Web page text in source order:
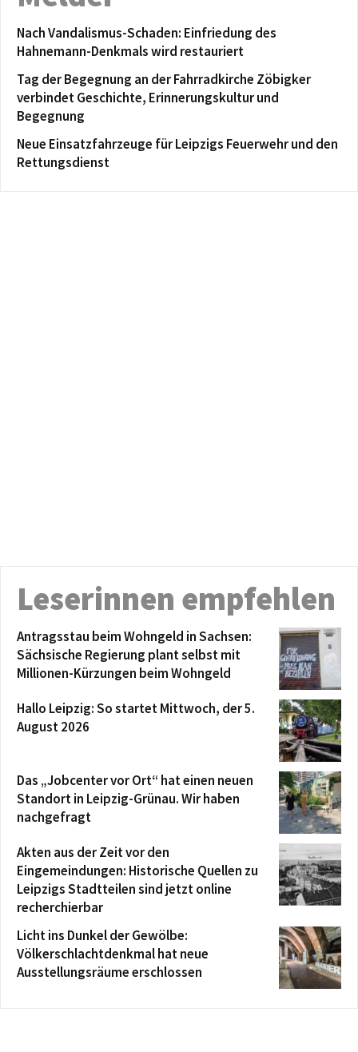
Nach Vandalismus-Schaden: Einfriedung des
Hahnemann-Denkmals wird restauriert
Tag der Begegnung an der Fahrradkirche Zöbigker
verbindet Geschichte, Erinnerungskultur und
Begegnung
Neue Einsatzfahrzeuge für Leipzigs Feuerwehr und den
Rettungsdienst
Leserinnen empfehlen
Antragsstau beim Wohngeld in Sachsen:
Sächsische Regierung plant selbst mit
Millionen-Kürzungen beim Wohngeld
Hallo Leipzig: So startet Mittwoch, der 5.
August 2026
Das „Jobcenter vor Ort“ hat einen neuen
Standort in Leipzig-Grünau. Wir haben
nachgefragt
Akten aus der Zeit vor den
Eingemeindungen: Historische Quellen zu
Leipzigs Stadtteilen sind jetzt online
recherchierbar
Licht ins Dunkel der Gewölbe:
Völkerschlachtdenkmal hat neue
Ausstellungsräume erschlossen